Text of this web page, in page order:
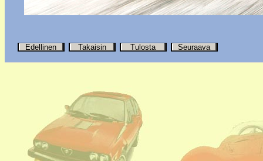
Edellinen Takaisin Tulosta Seuraava